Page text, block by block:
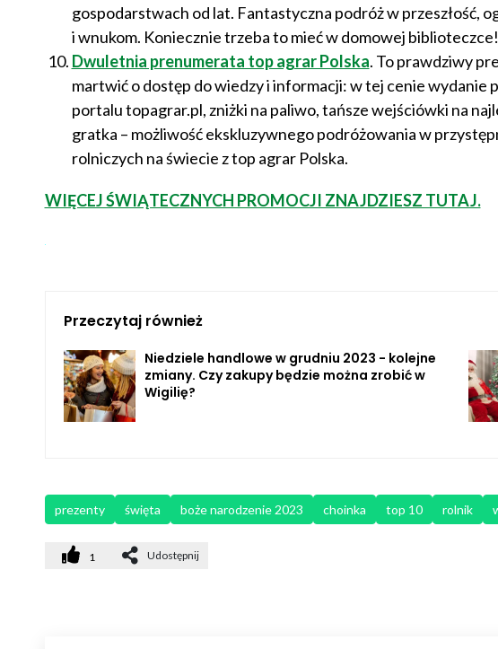
gospodarstwach od lat. Fantastyczna podróż w przeszłość,
i wnukom. Koniecznie trzeba to mieć w domowej biblioteczce!
Dwuletnia prenumerata top agrar Polska. To prawdziwy
martwić o dostęp do wiedzy i informacji: w tej cenie
portalu topagrar.pl, zniżki na paliwo, tańsze wejściówki na
gratka – możliwość ekskluzywnego podróżowania w
rolniczych na świecie z top agrar Polska.
WIĘCEJ ŚWIĄTECZNYCH PROMOCJI ZNAJDZIESZ TUTAJ.
Przeczytaj również
Niedziele handlowe w grudniu 2023 - kolejne
zmiany. Czy zakupy będzie można zrobić w
Wigilię?
prezenty święta boże narodzenie 2023 choinka top 10 rolnik
1 Udostępnij